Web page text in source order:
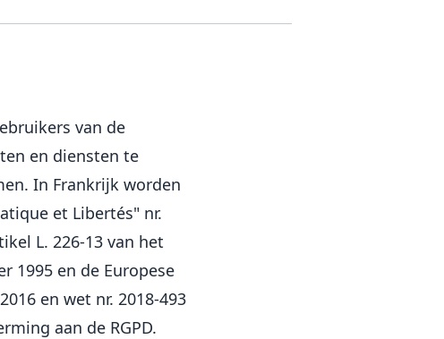
van de
en diensten te
In Frankrijk worden
et Libertés" nr.
L. 226-13 van het
1995 en de Europese
en wet nr. 2018-493
aan de RGPD.